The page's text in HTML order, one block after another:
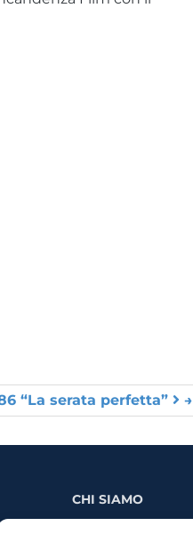
“La serata perfetta”
CHI SIAMO